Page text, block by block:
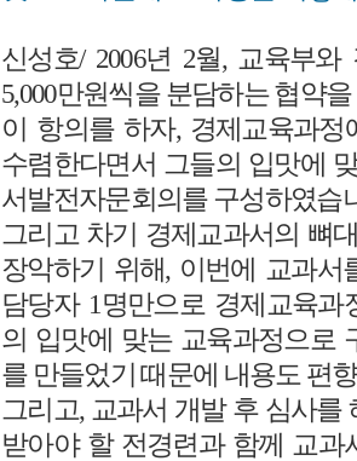
신성호/ 2006년 2월, 교육부
5,000만원씩을 분담하는 협약
이 항의를 하자, 경제교육과
수렴한다면서 그들의 입맛에
서발전자문회의를 구성하였습
그리고 차기 경제교과서의 뼈
장악하기 위해, 이번에 교과
담당자 1명만으로 경제교육
의 입맛에 맞는 교육과정으로
를 만들었기 때문에 내용도 편
그리고, 교과서 개발 후 심사를
받아야 할 전경련과 함께 교과